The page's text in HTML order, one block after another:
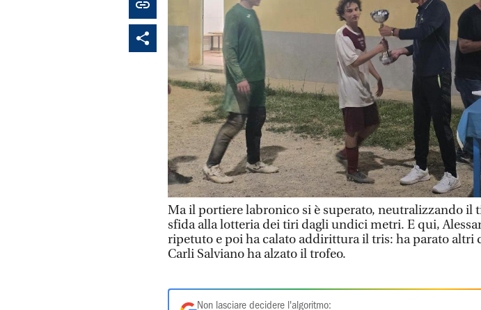
Ma il portiere labronico si è superato, neutralizzando il
sfida alla lotteria dei tiri dagli undici metri. E qui,
ripetuto e poi ha calato addirittura il tris: ha parato altri
Carli Salviano ha alzato il trofeo.
Non lasciare decidere l'algoritmo: